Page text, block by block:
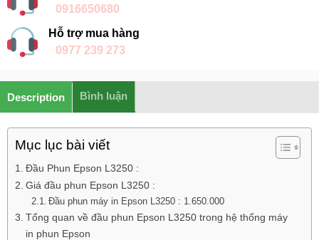
0916650680
Hỗ trợ mua hàng
0977 239 273
Description Bình luận
Mục lục bài viết
Đầu Phun Epson L3250 :
Giá đầu phun Epson L3250 :
Đầu phun máy in Epson L3250 : 1.650.000
Tổng quan về đầu phun Epson L3250 trong hệ thống máy
in phun Epson